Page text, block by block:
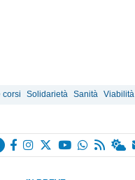
corsi Solidarietà Sanità Viabilità